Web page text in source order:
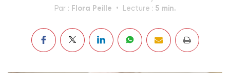
Par : Flora Peille Lecture : 5 min.